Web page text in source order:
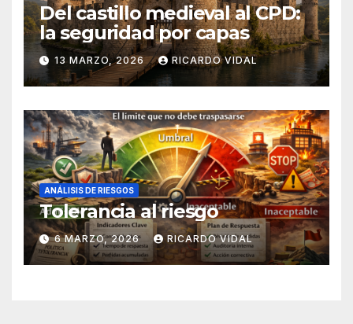
Del castillo medieval al CPD:
la seguridad por capas
13 MARZO, 2026 RICARDO VIDAL
ANÁLISIS DE RIESGOS
Tolerancia al riesgo
6 MARZO, 2026 RICARDO VIDAL